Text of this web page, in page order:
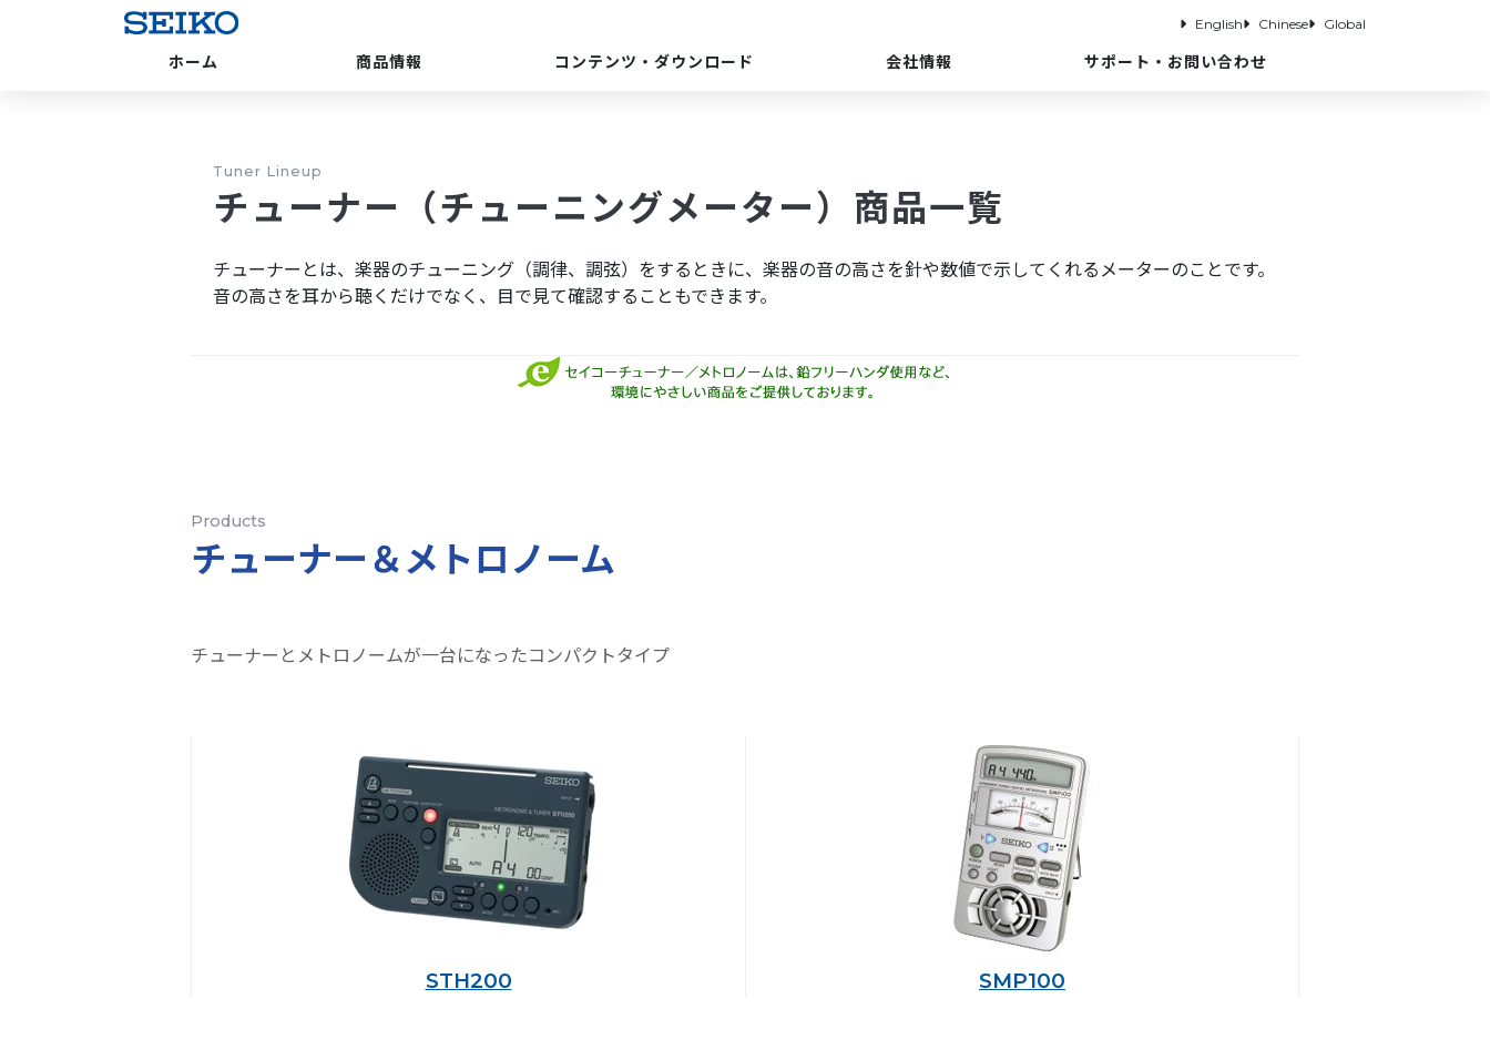
English Chinese Global
ホーム 商品情報 コンテンツ・ダウンロード 会社情報 サポート・お問い合わせ
Tuner Lineup
チューナー（チューニングメーター）商品一覧
チューナーとは、楽器のチューニング（調律、調弦）をするときに、楽器の音の高さを針や数値で示してくれるメーターのことです。
音の高さを耳から聴くだけでなく、目で見て確認することもできます。
Products
チューナー＆メトロノーム
チューナーとメトロノームが一台になったコンパクトタイプ
STH200 SMP100